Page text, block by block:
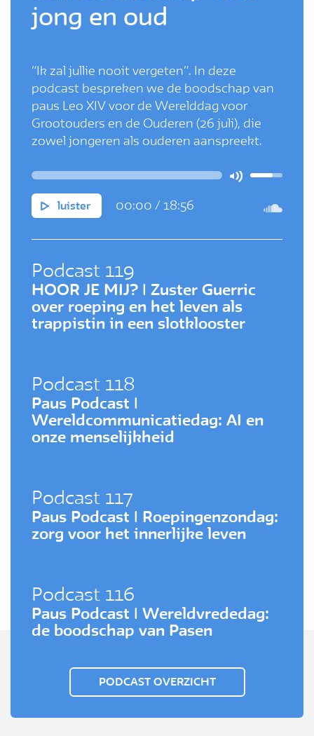
jong en oud
“Ik zal jullie nooit vergeten”. In deze
podcast bespreken we de boodschap van
paus Leo XIV voor de Werelddag voor
Grootouders en de Ouderen (26 juli), die
zowel jongeren als ouderen aanspreekt.
luister 00:00 / 18:56
Podcast 119
HOOR JE MIJ? | Zuster Guerric
over roeping en het leven als
trappistin in een slotklooster
Podcast 118
Paus Podcast |
Wereldcommunicatiedag: AI en
onze menselijkheid
Podcast 117
Paus Podcast | Roepingenzondag:
zorg voor het innerlijke leven
Podcast 116
Paus Podcast | Wereldvrededag:
de boodschap van Pasen
PODCAST OVERZICHT